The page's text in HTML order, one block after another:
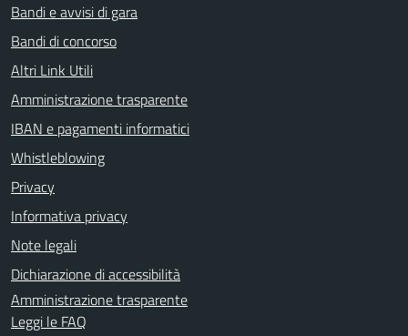
Bandi e avvisi di gara
Bandi di concorso
Altri Link Utili
Amministrazione trasparente
IBAN e pagamenti informatici
Whistleblowing
Privacy
Informativa privacy
Note legali
Dichiarazione di accessibilità
Amministrazione trasparente
Leggi le FAQ